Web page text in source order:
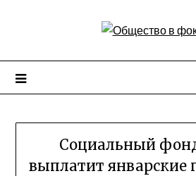
Социальный
выплатит январские